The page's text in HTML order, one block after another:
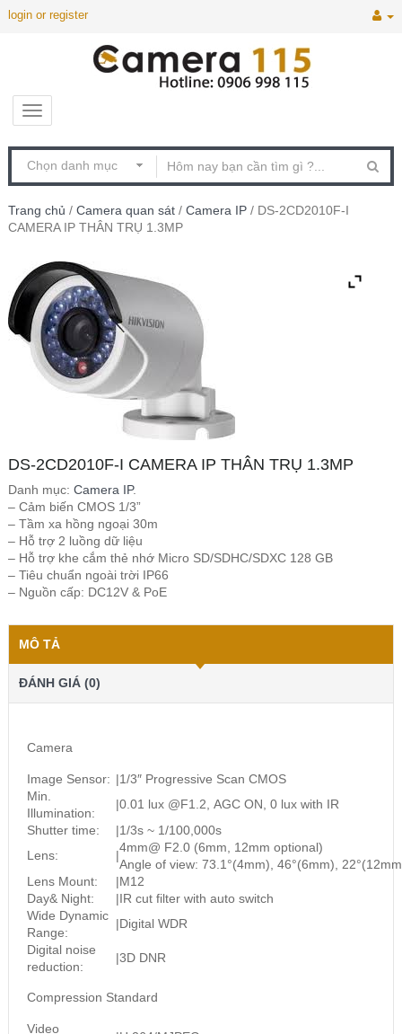
login or register
Trang chủ / Camera quan sát / Camera IP / DS-2CD2010F-I
CAMERA IP THÂN TRỤ 1.3MP
DS-2CD2010F-I CAMERA IP THÂN TRỤ 1.3MP
Danh mục: Camera IP.
– Cảm biến CMOS 1/3”
– Tầm xa hồng ngoại 30m
– Hỗ trợ 2 luồng dữ liệu
– Hỗ trợ khe cắm thẻ nhớ Micro SD/SDHC/SDXC 128 GB
– Tiêu chuẩn ngoài trời IP66
– Nguồn cấp: DC12V & PoE
MÔ TẢ
ĐÁNH GIÁ (0)
Camera
Image Sensor: |1/3″ Progressive Scan CMOS
Min.
Illumination:
|0.01 lux @F1.2, AGC ON, 0 lux with IR
Shutter time:
|1/3s ~ 1/100,000s
Lens:
|
4mm@ F2.0 (6mm, 12mm optional)
Angle of view: 73.1°(4mm), 46°(6mm),
Lens Mount:
|M12
Day& Night:
|IR cut filter with auto switch
Wide Dynamic
Range:
|Digital WDR
Digital noise
reduction:
|3D DNR
Compression Standard
Video